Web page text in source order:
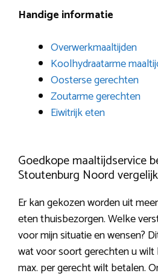
Handige informatie
Overwerkmaaltijden
Koolhydraatarme
Oosterse gerechten
Zoutarme gerechten
Eiwitrijk eten
Goedkope maaltijdservice
Stoutenburg Noord
Er kan gekozen worden uit
eten thuisbezorgen. Welke
voor mijn situatie en wensen?
wat voor soort gerechten u
max. per gerecht wilt betalen.